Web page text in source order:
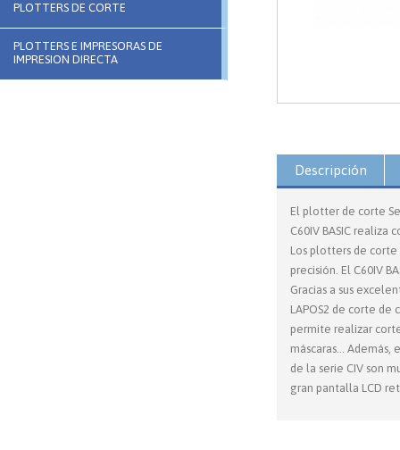
PLOTTERS DE CORTE
PLOTTERS E IMPRESORAS DE
IMPRESION DIRECTA
Descripción
El plotter de corte
C60IV BASIC realiza
Los plotters de corte
precisión. El C60IV
Gracias a sus
LAPOS2 de corte de
permite realizar
máscaras...
de la serie CIV son
gran pantalla LCD